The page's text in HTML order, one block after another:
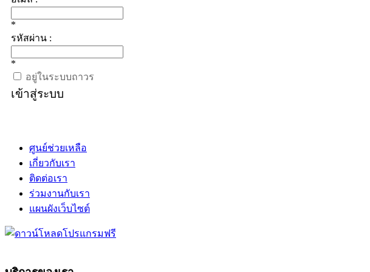
*
รหัสผ่าน :
*
อยู่ในระบบถาวร
เข้าสู่ระบบ
ศูนย์ช่วยเหลือ
เกี่ยวกับเรา
ติดต่อเรา
ร่วมงานกับเรา
แผนผังเว็บไซต์